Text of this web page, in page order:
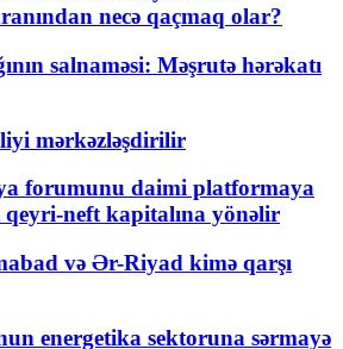
necə qaçmaq olar?
salnaməsi: Məşrutə hərəkatı
mərkəzləşdirilir
forumunu daimi platformaya
neft kapitalına yönəlir
və Ər-Riyad kimə qarşı
energetika sektoruna sərmayə